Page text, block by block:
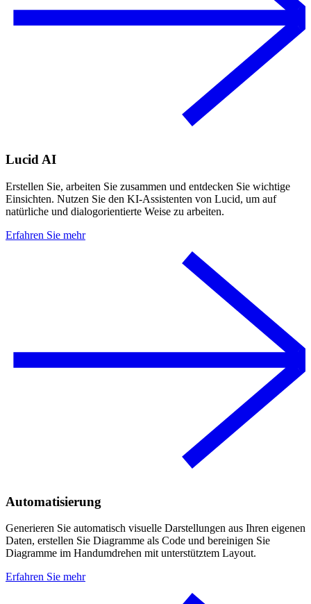
Lucid AI
Erstellen Sie, arbeiten Sie zusammen und entdecken Sie wichtige
Einsichten. Nutzen Sie den KI-Assistenten von Lucid, um auf
natürliche und dialogorientierte Weise zu arbeiten.
Erfahren Sie mehr
Automatisierung
Generieren Sie automatisch visuelle Darstellungen aus Ihren eigenen
Daten, erstellen Sie Diagramme als Code und bereinigen Sie
Diagramme im Handumdrehen mit unterstütztem Layout.
Erfahren Sie mehr